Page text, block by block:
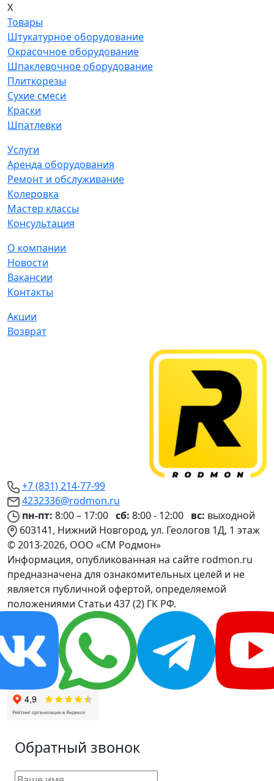
X
Товары
Штукатурное оборудование
Окрасочное оборудование
Шпаклевочное оборудование
Плиткорезы
Сухие смеси
Краски
Шпатлевки
Услуги
Аренда оборудования
Ремонт и обслуживание
Колеровка
Мастер классы
Консультация
О компании
Новости
Вакансии
Контакты
Акции
Возврат
+7 (831) 214-77-99
4232336@rodmon.ru
пн-пт: 8:00 – 17:00 сб: 8:00 - 12:00 вс: выходной
603141, Нижний Новгород, ул. Геологов 1Д, 1 этаж
© 2013-2026, ООО «СМ Родмон»
Информация, опубликованная на сайте rodmon.ru
предназначена для ознакомительных целей и не
является публичной офертой, определяемой
положениями Статьи 437 (2) ГК РФ.
Обратный звонок